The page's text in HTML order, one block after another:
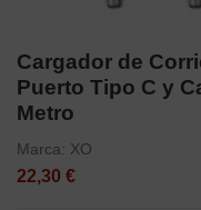
Cargador de
Puerto Tipo C y
Metro
Marca: XO
22,30 €